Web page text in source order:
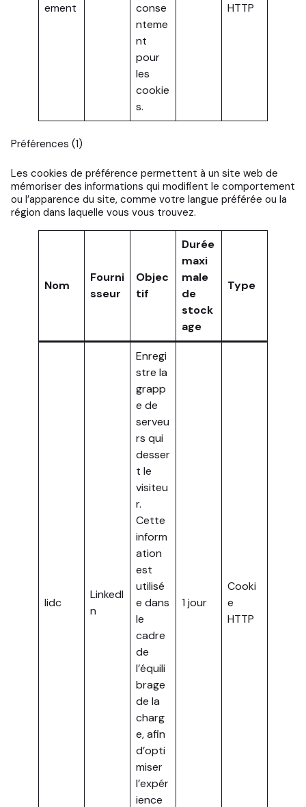
ement
conse
nteme
nt
pour
les
cookie
s.
HTTP
Préférences (1)
Les cookies de préférence permettent à un site web de
mémoriser des informations qui modifient le comportement
ou l’apparence du site, comme votre langue préférée ou la
région dans laquelle vous vous trouvez.
Nom
Fourni
sseur
Objec
tif
Durée
maxi
male
de
stock
age
Type
lidc
LinkedI
n
Enregi
stre la
grapp
e de
serveu
rs qui
desser
t le
visiteu
r.
Cette
inform
ation
est
utilisé
e dans
le
cadre
de
l’équili
brage
de la
charg
e, afin
d’opti
miser
l’expér
ience
1 jour
Cooki
e
HTTP